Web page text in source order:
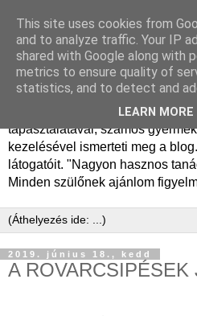
Dr. Bauer
Dr. Bauer Béla Ph.D.
tapasztalatával, számos
kezelésével ismerteti meg a
látogatóit. "Nagyon hasznos
Minden szülőnek ajánlom
2019. június 18., kedd
A ROVARCSIPÉSEK
This site uses cookies from
and to analyze traffic. Your IP
shared with Google along with
metrics to ensure quality of
statistics, and to detect and
LEARN MORE